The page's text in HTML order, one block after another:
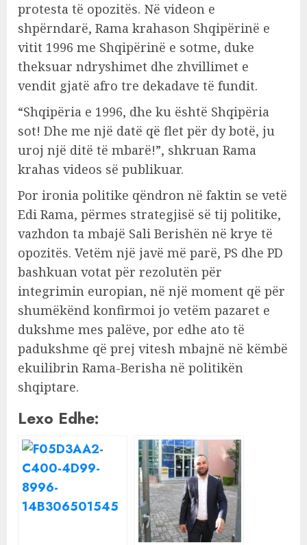
protesta të opozitës. Në videon e
shpërndarë, Rama krahason Shqipërinë e
vitit 1996 me Shqipërinë e sotme, duke
theksuar ndryshimet dhe zhvillimet e
vendit gjatë afro tre dekadave të fundit.
“Shqipëria e 1996, dhe ku është Shqipëria
sot! Dhe me një datë që flet për dy botë, ju
uroj një ditë të mbarë!”, shkruan Rama
krahas videos së publikuar.
Por ironia politike qëndron në faktin se vetë
Edi Rama, përmes strategjisë së tij politike,
vazhdon ta mbajë Sali Berishën në krye të
opozitës. Vetëm një javë më parë, PS dhe PD
bashkuan votat për rezolutën për
integrimin europian, në një moment që për
shumëkënd konfirmoi jo vetëm pazaret e
dukshme mes palëve, por edhe ato të
padukshme që prej vitesh mbajnë në këmbë
ekuilibrin Rama-Berisha në politikën
shqiptare.
Lexo Edhe: